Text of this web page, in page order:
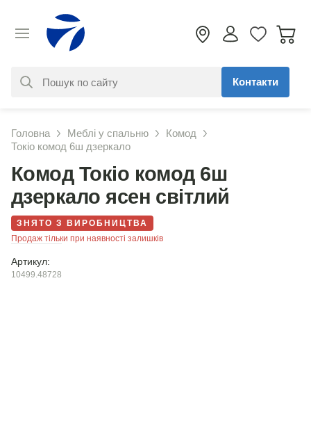
знайдено. Уточніть свій запит
Контакти
Головна Меблі у спальню
Комод
Токіо комод 6ш дзеркало
Комод Токіо комод 6ш
дзеркало ясен світлий
ЗНЯТО З ВИРОБНИЦТВА
Продаж тільки при наявності залишків
Артикул:
10499.48728